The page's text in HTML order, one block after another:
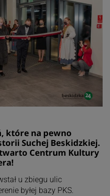
które na pewno
Suchej Beskidzkiej.
Centrum Kultury
u zbiegu ulic
byłej bazy PKS.